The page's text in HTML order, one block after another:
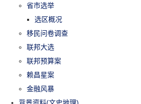
省市选举
选区概况
移民问卷调查
联邦大选
联邦预算案
赖昌星案
金融风暴